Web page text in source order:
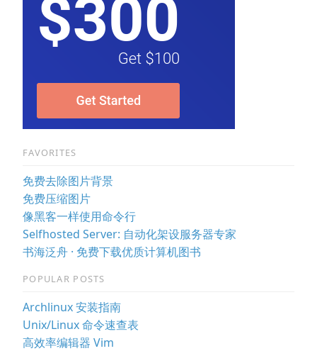
FAVORITES
免费去除图片背景
免费压缩图片
像黑客一样使用命令行
Selfhosted Server: 自动化架设服务器专家
书海泛舟 · 免费下载优质计算机图书
POPULAR POSTS
Archlinux 安装指南
Unix/Linux 命令速查表
高效率编辑器 Vim